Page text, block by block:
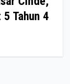
Tahun 4